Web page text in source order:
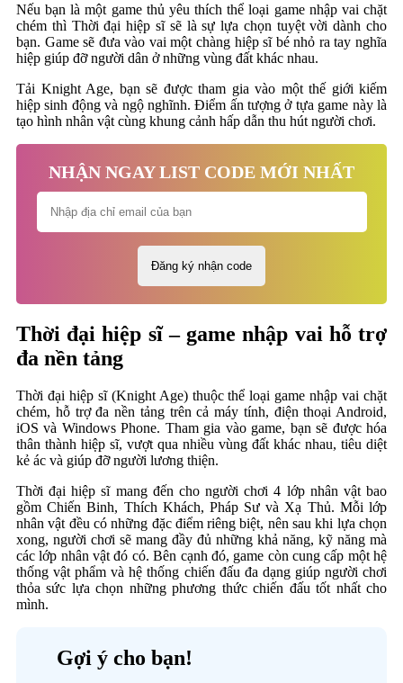
Nếu bạn là một game thủ yêu thích thể loại game nhập vai chặt
chém thì Thời đại hiệp sĩ sẽ là sự lựa chọn tuyệt vời dành cho
bạn. Game sẽ đưa vào vai một chàng hiệp sĩ bé nhỏ ra tay nghĩa
hiệp giúp đỡ người dân ở những vùng đất khác nhau.
Tải Knight Age, bạn sẽ được tham gia vào một thế giới kiếm
hiệp sinh động và ngộ nghĩnh. Điểm ấn tượng ở tựa game này là
tạo hình nhân vật cùng khung cảnh hấp dẫn thu hút người chơi.
NHẬN NGAY LIST CODE MỚI NHẤT
Thời đại hiệp sĩ – game nhập vai hỗ trợ
đa nền tảng
Thời đại hiệp sĩ (Knight Age) thuộc thể loại game nhập vai chặt
chém, hỗ trợ đa nền tảng trên cả máy tính, điện thoại Android,
iOS và Windows Phone. Tham gia vào game, bạn sẽ được hóa
thân thành hiệp sĩ, vượt qua nhiều vùng đất khác nhau, tiêu diệt
kẻ ác và giúp đỡ người lương thiện.
Thời đại hiệp sĩ mang đến cho người chơi 4 lớp nhân vật bao
gồm Chiến Binh, Thích Khách, Pháp Sư và Xạ Thủ. Mỗi lớp
nhân vật đều có những đặc điểm riêng biệt, nên sau khi lựa chọn
xong, người chơi sẽ mang đầy đủ những khả năng, kỹ năng mà
các lớp nhân vật đó có. Bên cạnh đó, game còn cung cấp một hệ
thống vật phẩm và hệ thống chiến đấu đa dạng giúp người chơi
thỏa sức lựa chọn những phương thức chiến đấu tốt nhất cho
mình.
Gợi ý cho bạn!